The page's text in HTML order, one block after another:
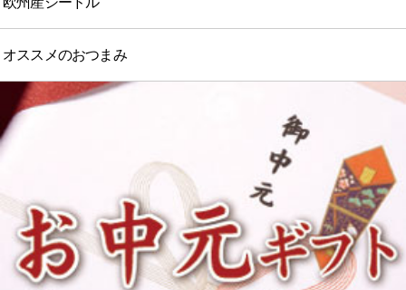
オススメのおつまみ